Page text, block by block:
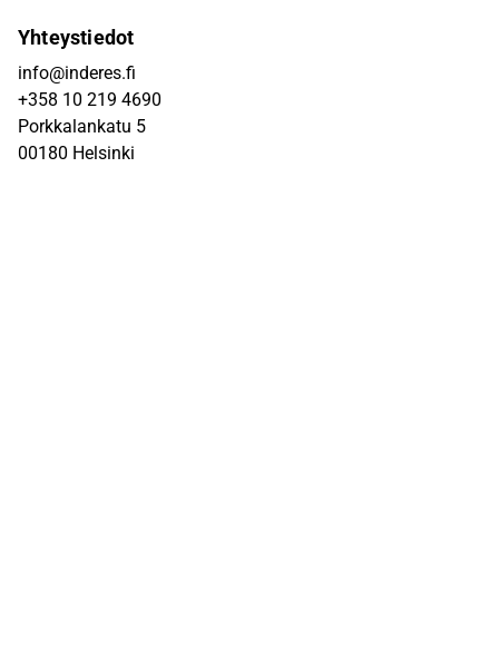
Yhteystiedot
info@inderes.fi
+358 10 219 4690
Porkkalankatu 5
00180 Helsinki